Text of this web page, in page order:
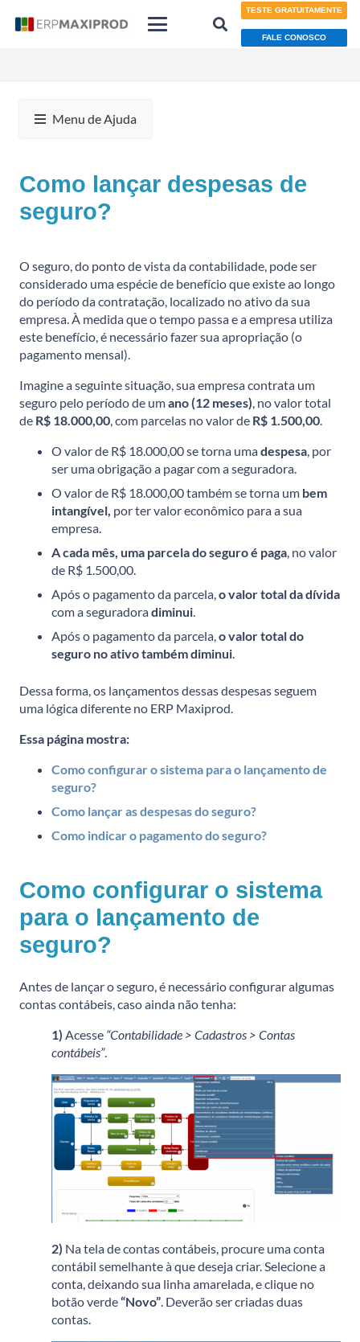
TESTE GRATUITAMENTE
FALE CONOSCO
Menu de Ajuda
Como lançar despesas de
seguro?
O seguro, do ponto de vista da contabilidade, pode ser
considerado uma espécie de benefício que existe ao longo
do período da contratação, localizado no ativo da sua
empresa. À medida que o tempo passa e a empresa utiliza
este benefício, é necessário fazer sua apropriação (o
pagamento mensal).
Imagine a seguinte situação, sua empresa contrata um
seguro pelo período de umano (12 meses) , no valor total
de R$ 18.000,00 , com parcelas no valor de R$ 1.500,00
O valor de R$ 18.000,00 se torna umadespesa , por
ser uma obrigação a pagar com a seguradora.
O valor de R$ 18.000,00 também se torna um bem
intangível, por ter valor econômico para a sua
empresa.
A cada mês, uma parcela do seguro é paga , no valor
de R$ 1.500,00.
Após o pagamento da parcela, o valor total da dívida
com a seguradoradiminui
Após o pagamento da parcela, o valor total do
seguro no ativo também diminui
Dessa forma, os lançamentos dessas despesas seguem
uma lógica diferente no ERP Maxiprod.
Essa página mostra:
Como configurar o sistema para o lançamento de
seguro?
Como lançar as despesas do seguro?
Como indicar o pagamento do seguro?
Como configurar o sistema
para o lançamento de
seguro?
Antes de lançar o seguro, é necessário configurar algumas
contas contábeis, caso ainda não tenha:
1) Acesse “Contabilidade > Cadastros > Contas
contábeis”.
2) Na tela de contas contábeis, procure uma conta
contábil semelhante à que deseja criar. Selecione a
conta, deixando sua linha amarelada, e clique no
botão verde“Novo”. Deverão ser criadas duas
contas.